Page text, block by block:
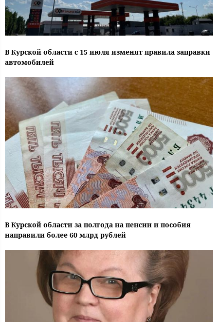
В Курской области с 15 июля изменят правила заправки
автомобилей
В Курской области за полгода на пенсии и пособия
направили более 60 млрд рублей